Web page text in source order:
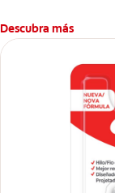
para un alivio
sensibilidad dental.
*Con aplicación
diente sensible.
Descubra más